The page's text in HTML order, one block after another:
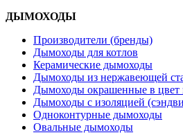
ДЫМОХОДЫ
Производители (бренды)
Дымоходы для котлов
Керамические дымоходы
Дымоходы из нержавеющей
Дымоходы окрашенные в цвет
Дымоходы с изоляцией
Одноконтурные дымоходы
Овальные дымоходы